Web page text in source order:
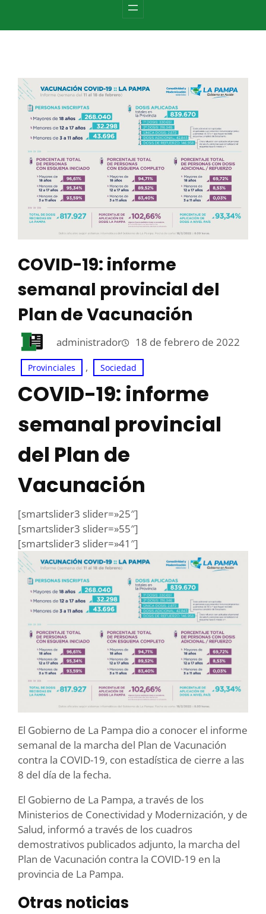
COVID-19: informe
semanal provincial del
Plan de Vacunación
administrador 18 de febrero de 2022
Provinciales , Sociedad
COVID-19: informe
semanal provincial
del Plan de
Vacunación
[smartslider3 slider=»25″]
[smartslider3 slider=»55″]
[smartslider3 slider=»41″]
El Gobierno de La Pampa dio a conocer el informe
semanal de la marcha del Plan de Vacunación
contra la COVID-19, con estadística de cierre a las
8 del día de la fecha.
El Gobierno de La Pampa, a través de los
Ministerios de Conectividad y Modernización, y de
Salud, informó a través de los cuadros
demostrativos publicados adjunto, la marcha del
Plan de Vacunación contra la COVID-19 en la
provincia de La Pampa.
Otras noticias